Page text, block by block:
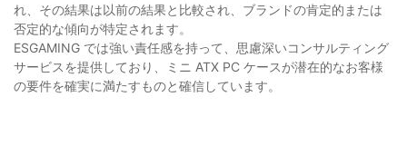
れ、その結果は以前の結果と比較され、ブランドの肯定的または
否定的な傾向が特定されます。
ESGAMING では強い責任感を持って、思慮深いコンサルティング
サービスを提供しており、ミニ ATX PC ケースが潜在的なお客様
の要件を確実に満たすものと確信しています。